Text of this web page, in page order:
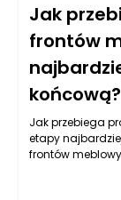
Jak
frontów
końcową?
Jak przebiega
etapy
frontów